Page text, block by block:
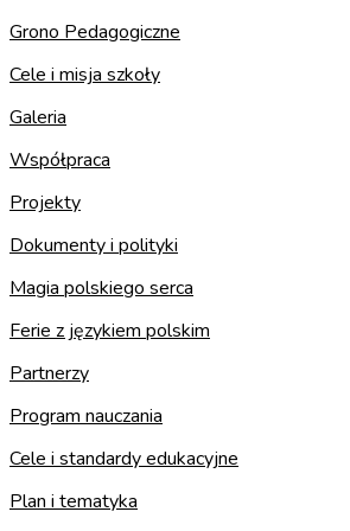
Grono Pedagogiczne
Cele i misja szkoły
Galeria
Współpraca
Projekty
Dokumenty i polityki
Magia polskiego serca
Ferie z językiem polskim
Partnerzy
Program nauczania
Cele i standardy edukacyjne
Plan i tematyka